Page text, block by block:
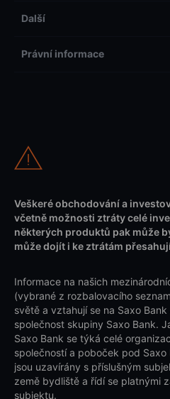
Další
Právní informace
Veškeré obchodování a
včetně možnosti ztráty celé
některých produktů pak může
může dojít i ke ztrátám
Informace na našich
(vybrané z rozbalovacího
světě a vztahují se na Saxo
společnost skupiny Saxo Bank.
Saxo Bank se týká celé
společností a poboček pod Saxo
jsou uzavírány s příslušným
země bydliště a řídí se platnými
subjektu.